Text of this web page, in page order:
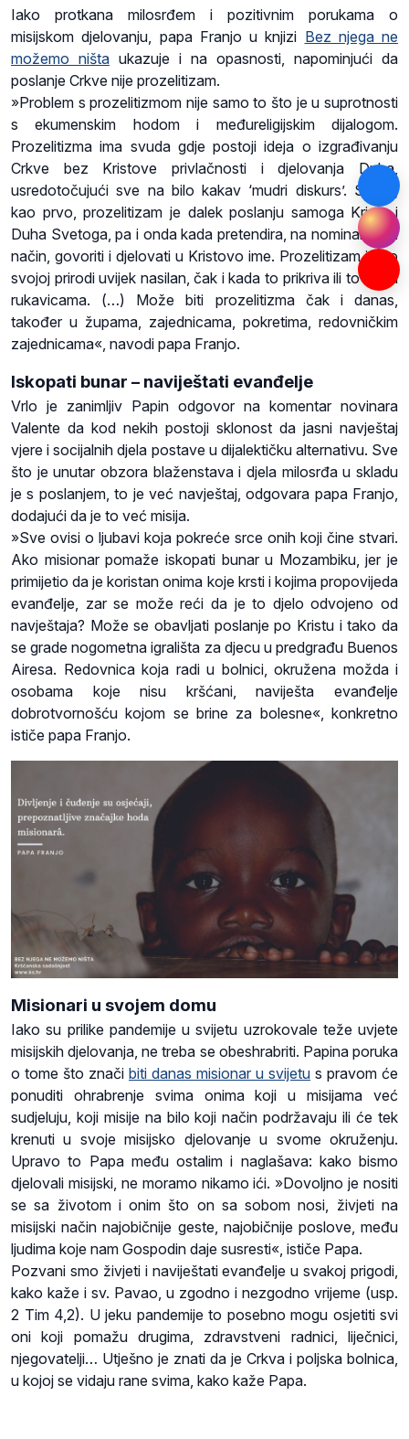
Iako protkana milosrđem i pozitivnim porukama o
misijskom djelovanju, papa Franjo u knjizi Bez njega ne
možemo ništa ukazuje i na opasnosti, napominjući da
poslanje Crkve nije prozelitizam.
»Problem s prozelitizmom nije samo to što je u suprotnosti
s ekumenskim hodom i međureligijskim dijalogom.
Prozelitizma ima svuda gdje postoji ideja o izgrađivanju
Crkve bez Kristove privlačnosti i djelovanja Duha,
usredotočujući sve na bilo kakav ‘mudri diskurs’. Stoga,
kao prvo, prozelitizam je dalek poslanju samoga Krista i
Duha Svetoga, pa i onda kada pretendira, na nominalistički
način, govoriti i djelovati u Kristovo ime. Prozelitizam je po
svojoj prirodi uvijek nasilan, čak i kada to prikriva ili to čini u
rukavicama. (…) Može biti prozelitizma čak i danas,
također u župama, zajednicama, pokretima, redovničkim
zajednicama«, navodi papa Franjo.
Iskopati bunar – naviještati evanđelje
Vrlo je zanimljiv Papin odgovor na komentar novinara
Valente da kod nekih postoji sklonost da jasni navještaj
vjere i socijalnih djela postave u dijalektičku alternativu. Sve
što je unutar obzora blaženstava i djela milosrđa u skladu
je s poslanjem, to je već navještaj, odgovara papa Franjo,
dodajući da je to već misija.
»Sve ovisi o ljubavi koja pokreće srce onih koji čine stvari.
Ako misionar pomaže iskopati bunar u Mozambiku, jer je
primijetio da je koristan onima koje krsti i kojima propovijeda
evanđelje, zar se može reći da je to djelo odvojeno od
navještaja? Može se obavljati poslanje po Kristu i tako da
se grade nogometna igrališta za djecu u predgrađu Buenos
Airesa. Redovnica koja radi u bolnici, okružena možda i
osobama koje nisu kršćani, naviješta evanđelje
dobrotvornošću kojom se brine za bolesne«, konkretno
ističe papa Franjo.
Misionari u svojem domu
Iako su prilike pandemije u svijetu uzrokovale teže uvjete
misijskih djelovanja, ne treba se obeshrabriti. Papina poruka
o tome što znači biti danas misionar u svijetu s pravom će
ponuditi ohrabrenje svima onima koji u misijama već
sudjeluju, koji misije na bilo koji način podržavaju ili će tek
krenuti u svoje misijsko djelovanje u svome okruženju.
Upravo to Papa među ostalim i naglašava: kako bismo
djelovali misijski, ne moramo nikamo ići. »Dovoljno je nositi
se sa životom i onim što on sa sobom nosi, živjeti na
misijski način najobičnije geste, najobičnije poslove, među
ljudima koje nam Gospodin daje susresti«, ističe Papa.
Pozvani smo živjeti i naviještati evanđelje u svakoj prigodi,
kako kaže i sv. Pavao, u zgodno i nezgodno vrijeme (usp.
2 Tim 4,2). U jeku pandemije to posebno mogu osjetiti svi
oni koji pomažu drugima, zdravstveni radnici, liječnici,
njegovatelji… Utješno je znati da je Crkva i poljska bolnica,
u kojoj se vidaju rane svima, kako kaže Papa.